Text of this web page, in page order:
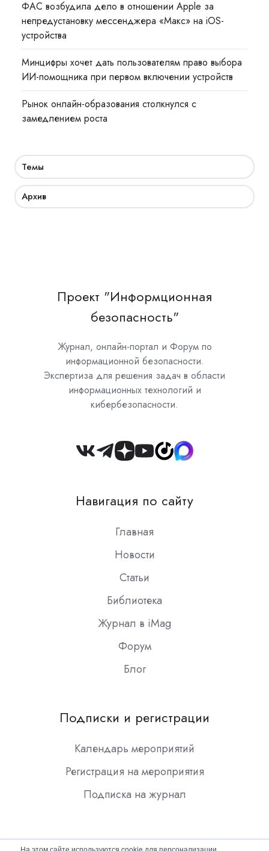
На этом сайте используются cookie для персонализации
ФАС возбудила дело в отношении Apple за
непредустановку мессенджера «Макс» на iOS-
устройства
Минцифры хочет дать пользователям право выбора
ИИ-помощника при первом включении устройств
Рынок онлайн-образования столкнулся с
замедлением роста
Темы
Архив
Проект "Информционная
безопасность"
Журнал, онлайн-портал и Форум по
информационной безопасности.
Экспертиза для решения задач в области
информационных технологий и
кибербезопасности.
Join
Slack
Навигация по сайту
Главная
Новости
Статьи
Библиотека
Журнал в iMag
Форум
Блог
Подписки и регистрации
Календарь мероприятий
Регистрация на мероприятия
Подписка на журнал